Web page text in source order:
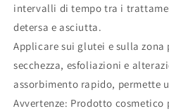
intervalli di tempo tra i
detersa e asciutta.
Applicare sui glutei e sulla zona
secchezza, esfoliazioni e
assorbimento rapido, permette
Avvertenze: Prodotto cosmetico